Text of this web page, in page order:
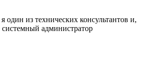
один из технических консультантов и,
системный администратор